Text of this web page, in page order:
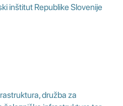
inštitut Republike Slovenije
družba za